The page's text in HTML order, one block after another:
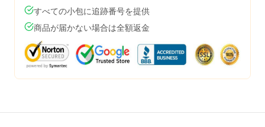
すべての小包に追跡番号を提供
商品が届かない場合は全額返金